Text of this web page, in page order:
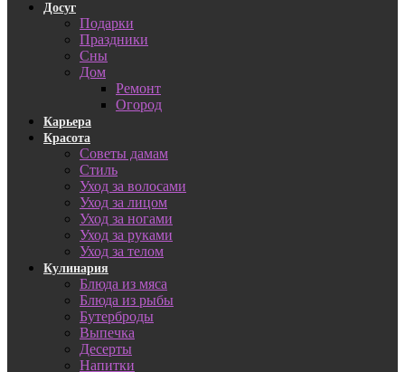
Досуг
Подарки
Праздники
Сны
Дом
Ремонт
Огород
Карьера
Красота
Советы дамам
Стиль
Уход за волосами
Уход за лицом
Уход за ногами
Уход за руками
Уход за телом
Кулинария
Блюда из мяса
Блюда из рыбы
Бутерброды
Выпечка
Десерты
Напитки